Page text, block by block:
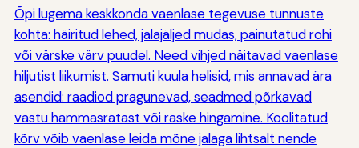
Õpi lugema keskkonda vaenlase tegevuse tunnuste
kohta: häiritud lehed, jalajäljed mudas, painutatud rohi
või värske värv puudel. Need vihjed näitavad vaenlase
hiljutist liikumist. Samuti kuula helisid, mis annavad ära
asendid: raadiod pragunevad, seadmed põrkavad
vastu hammasratast või raske hingamine. Koolitatud
kõrv võib vaenlase leida mõne jalaga lihtsalt nende